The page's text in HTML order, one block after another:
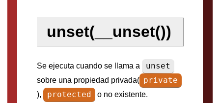
unset(__unset())
Se ejecuta cuando se llama a unset
sobre una propiedad privada( private
), protected o no existente.